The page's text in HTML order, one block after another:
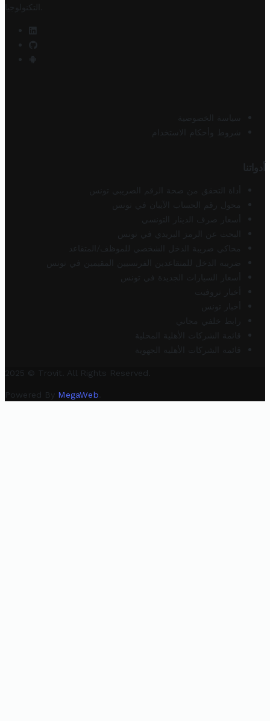
التكنولوجيا
سياسة الخصوصية
شروط وأحكام الاستخدام
أدواتنا
أداة التحقق من صحة الرقم الضريبي تونس
محول رقم الحساب الآيبان في تونس
أسعار صرف الدينار التونسي
البحث عن الرمز البريدي في تونس
محاكي ضريبة الدخل الشخصي للموظف/المتقاعد
ضريبة الدخل للمتقاعدين الفرنسيين المقيمين في تونس
أسعار السيارات الجديدة في تونس
أخبار تروفيت
أخبار تونس
رابط خلفي مجاني
قائمة الشركات الأهلية المحلية
قائمة الشركات الأهلية الجهوية
2025 © Trovit. All Rights Reserved.
Powered By MegaWeb